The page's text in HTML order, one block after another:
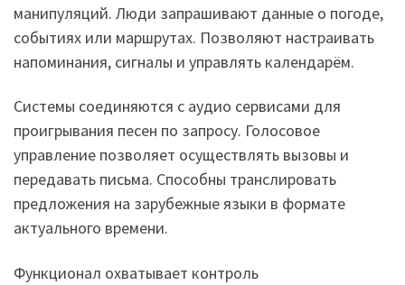
манипуляций. Люди запрашивают данные о погоде,
событиях или маршрутах. Позволяют настраивать
напоминания, сигналы и управлять календарём.
Системы соединяются с аудио сервисами для
проигрывания песен по запросу. Голосовое
управление позволяет осуществлять вызовы и
передавать письма. Способны транслировать
предложения на зарубежные языки в формате
актуального времени.
Функционал охватывает контроль